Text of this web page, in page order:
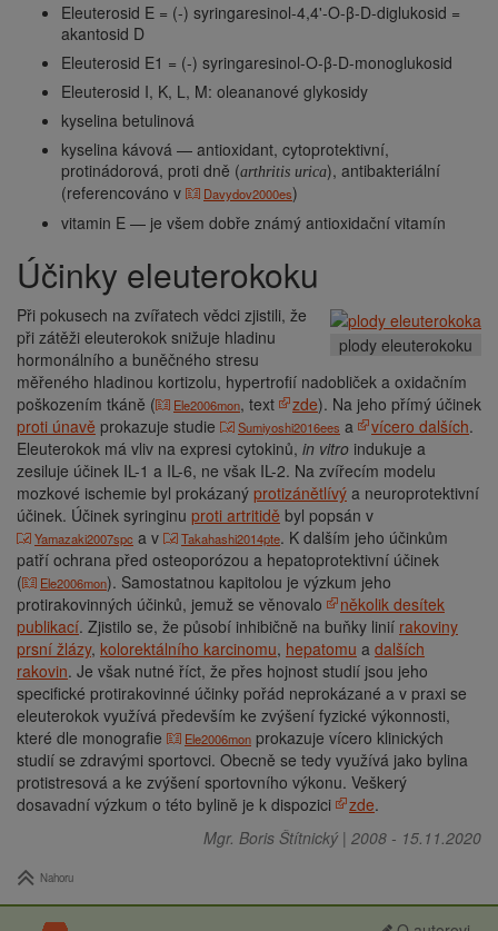
Eleuterosid E = (-) syringaresinol-4,4'-O-β-D-diglukosid =
akantosid D
Eleuterosid E1 = (-) syringaresinol-O-β-D-monoglukosid
Eleuterosid I, K, L, M: oleananové glykosidy
kyselina betulinová
kyselina kávová — antioxidant, cytoprotektivní,
protinádorová, proti dně (arthritis urica), antibakteriální
(referencováno v
Davydov2000es)
vitamin E — je všem dobře známý antioxidační vitamín
Účinky eleuterokoku
plody eleuterokoku
Při pokusech na zvířatech vědci zjistili, že
při zátěži eleuterokok snižuje hladinu
hormonálního a buněčného stresu
měřeného hladinou kortizolu, hypertrofií nadobliček a oxidačním
poškozením tkáně (
Ele2006mon, text zde). Na jeho přímý účinek
proti únavě prokazuje studie Sumiyoshi2016ees a vícero dalších.
Eleuterokok má vliv na expresi cytokinů, in vitro indukuje a
zesiluje účinek IL-1 a IL-6, ne však IL-2. Na zvířecím modelu
mozkové ischemie byl prokázaný protizánětlívý a neuroprotektivní
účinek. Účinek syringinu proti artritidě byl popsán v
Yamazaki2007spc a v Takahashi2014pte. K dalším jeho účinkům
patří ochrana před osteoporózou a hepatoprotektivní účinek
(
Ele2006mon). Samostatnou kapitolou je výzkum jeho
protirakovinných účinků, jemuž se věnovalo
několik desítek
publikací. Zjistilo se, že působí inhibičně na buňky linií rakoviny
prsní žlázy, kolorektálního karcinomu, hepatomu a dalších
rakovin. Je však nutné říct, že přes hojnost studií jsou jeho
specifické protirakovinné účinky pořád neprokázané a v praxi se
eleuterokok využívá především ke zvýšení fyzické výkonnosti,
které dle monografie
Ele2006mon prokazuje vícero klinických
studií se zdravými sportovci. Obecně se tedy využívá jako bylina
protistresová a ke zvýšení sportovního výkonu. Veškerý
dosavadní výzkum o této bylině je k dispozici
zde.
Mgr. Boris Štítnický | 2008 - 15.11.2020
Nahoru